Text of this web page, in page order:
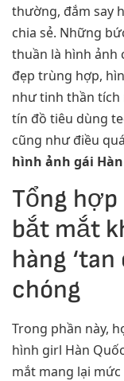
thường, đắm say
chia sẻ. Những
thuần là hình ảnh
đẹp trùng hợp,
như tinh thần tích
tín đồ tiêu dùng
cũng như điều
hình ảnh gái
Tổng hợp
bắt mắt
hàng
chóng
Trong phần này,
hình girl Hàn
mắt mang lại